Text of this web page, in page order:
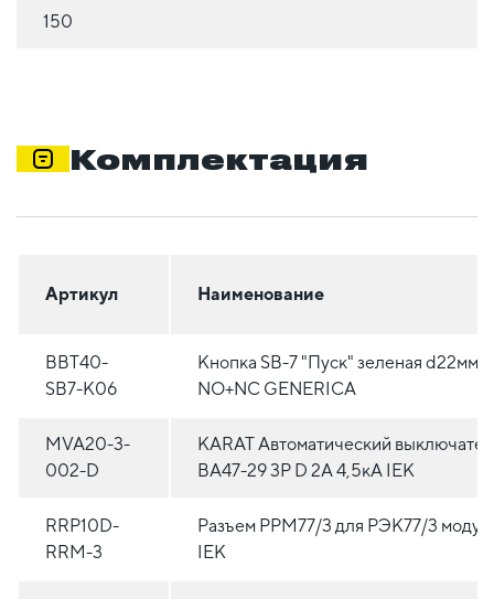
150
Комплектация
Артикул Наименование
BBT40-
SB7-K06
Кнопка SВ-7 "Пуск" зеленая
NO+NC GENERICA
MVA20-3-
002-D
KARAT Автоматический
ВА47-29 3P D 2А 4,5кА IEK
RRP10D-
RRM-3
Разъем РРМ77/3 для РЭК77/3
IEK